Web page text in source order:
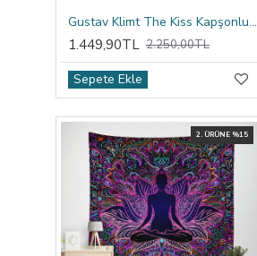
Gustav Klimt The Kiss Kapşonlu Battaniye
1.449,90TL 2.250,00TL
Sepete Ekle
2. ÜRÜNE %15